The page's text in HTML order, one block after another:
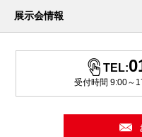
展示会情報
TEL:
受付時間 9:00～